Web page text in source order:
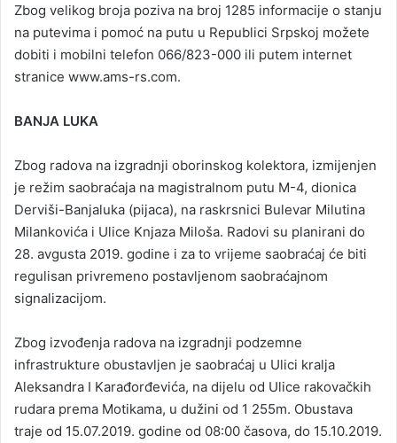
Zbog velikog broja poziva na broj 1285 informacije o stanju
na putevima i pomoć na putu u Republici Srpskoj možete
dobiti i mobilni telefon 066/823-000 ili putem internet
stranice www.ams-rs.com.
BANJA LUKA
Zbog radova na izgradnji oborinskog kolektora, izmijenjen
je režim saobraćaja na magistralnom putu M-4, dionica
Derviši-Banjaluka (pijaca), na raskrsnici Bulevar Milutina
Milankovića i Ulice Knjaza Miloša. Radovi su planirani do
28. avgusta 2019. godine i za to vrijeme saobraćaj će biti
regulisan privremeno postavljenom saobraćajnom
signalizacijom.
Zbog izvođenja radova na izgradnji podzemne
infrastrukture obustavljen je saobraćaj u Ulici kralja
Aleksandra I Karađorđevića, na dijelu od Ulice rakovačkih
rudara prema Motikama, u dužini od 1 255m. Obustava
traje od 15.07.2019. godine od 08:00 časova, do 15.10.2019.